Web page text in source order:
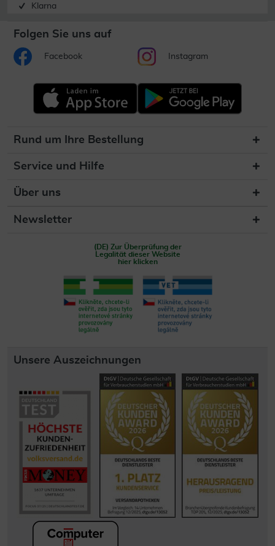
Klarna
Folgen Sie uns auf
Facebook Instagram
Rund um Ihre Bestellung
Service und Hilfe
Über uns
Newsletter
(DE) Zur Überprüfung der
Legalität dieser Website
hier klicken
Unsere Auszeichnungen